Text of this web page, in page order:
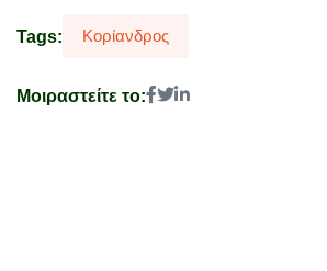
Tags: Κορίανδρος
Μοιραστείτε το: